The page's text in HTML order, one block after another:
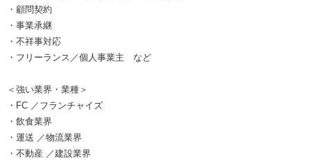
・顧問契約
・事業承継
・不祥事対応
・フリーランス／個人事業主 など
＜強い業界・業種＞
・FC ／フランチャイズ
・飲食業界
・運送 ／物流業界
・不動産 ／建設業界